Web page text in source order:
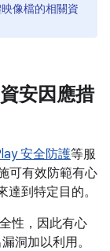
像檔的相關資
安因應措
安全防護等服
可有效防範有心
到特定目的。
性，因此有心
洞加以利用。